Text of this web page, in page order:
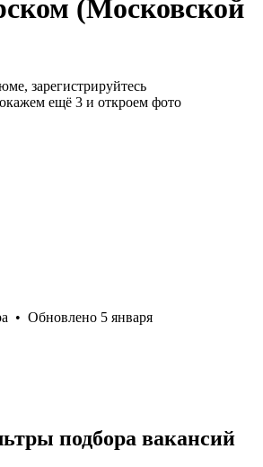
(Московской
зарегистрируйтесь
ещё 3 и откроем фото
• Обновлено 5 января
подбора вакансий